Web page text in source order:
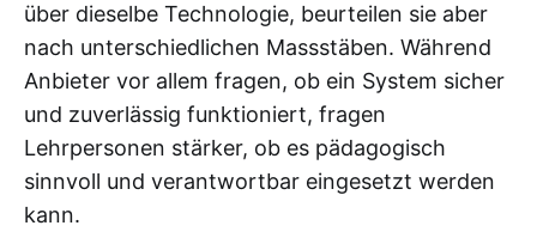
über dieselbe Technologie, beurteilen sie aber
nach unterschiedlichen Massstäben. Während
Anbieter vor allem fragen, ob ein System sicher
und zuverlässig funktioniert, fragen
Lehrpersonen stärker, ob es pädagogisch
sinnvoll und verantwortbar eingesetzt werden
kann.